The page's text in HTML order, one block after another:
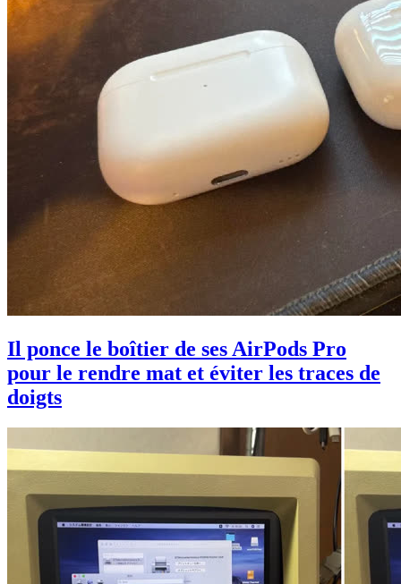
Il ponce le boîtier de ses AirPods Pro
pour le rendre mat et éviter les traces de
doigts